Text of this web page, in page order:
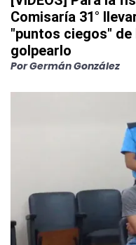
Comisaría 31°
"puntos ciegos" de
golpearlo
PorGermán González